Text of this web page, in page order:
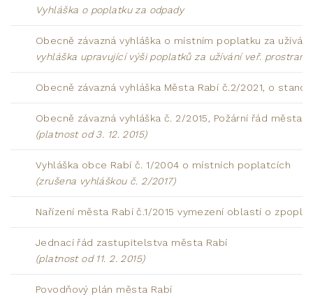
Vyhláška o poplatku za odpady
Obecně závazná vyhláška o místním poplatku za
vyhláška upravující výši poplatků za užívání veř.
Obecně závazná vyhláška Města Rabí č.2/2021, o
Obecně závazná vyhláška č. 2/2015, Požární řád města
(platnost od 3. 12. 2015)
Vyhláška obce Rabí č. 1/2004 o místních poplatcích
(zrušena vyhláškou č. 2/2017)
Nařízení města Rabí č.1/2015 vymezení oblastí o
Jednací řád zastupitelstva města Rabí
(platnost od 11. 2. 2015)
Povodňový plán města Rabí